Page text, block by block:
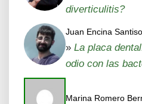
diverticulitis?
Juan Encina Santiso
» La placa
odio con las
Marina Romero